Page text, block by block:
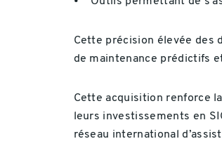
Cette précision élevée des
de maintenance prédictifs
Cette acquisition renforce
leurs investissements en
réseau international